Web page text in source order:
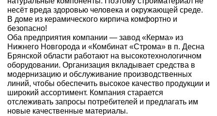
несёт вреда здоровью человека и окружающей среде.
В доме из керамического кирпича комфортно и
безопасно!
Оба предприятия компании — завод «Керма» из
Нижнего Новгорода и «Комбинат «Строма» в п. Десна
Брянской области работают на высокотехнологичном
оборудовании. Организация вкладывает средства в
модернизацию и обслуживание производственных
линий, чтобы обеспечить высокое качество продукции и
широкий ассортимент. Компания старается
отслеживать запросы потребителей и предлагать им
новые качественные материалы.